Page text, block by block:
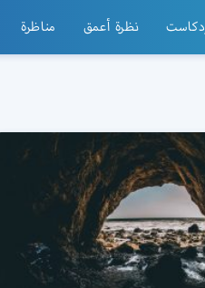
نظرة أعمق مناظرة